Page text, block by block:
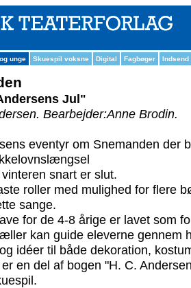
unge Skuespil voksne Digital Fagbøger Indsend
Jul"
Bearbejder:Anne Brodin.
eventyr om Snemanden der
snart er slut.
roller med mulighed for flere
sange.
for de 4-8 årige er lavet som
kan guide eleverne gennem
idéer til både dekoration,
en del af bogen "H. C.